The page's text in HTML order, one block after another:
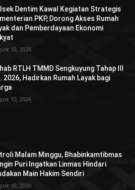
Dentim Kawal Kegiatan Strategis
PKP, Dorong Akses Rumah
dan Pemberdayaan Ekonomi
10, 2026
RTLH TMMD Sengkuyung Tahap III
2026, Hadirkan Rumah Layak bagi
10, 2026
Malam Minggu, Bhabinkamtibmas
Puri Ingatkan Linmas Hindari
Main Hakim Sendiri
10, 2026